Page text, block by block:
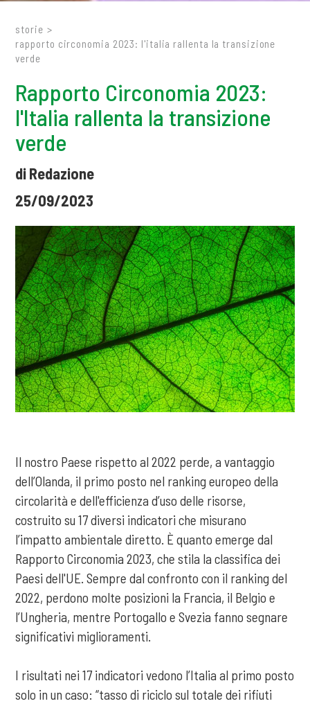
storie >
rapporto circonomia 2023: l'italia rallenta la transizione
verde
Rapporto Circonomia 2023:
l'Italia rallenta la transizione
verde
di Redazione
25/09/2023
Il nostro Paese rispetto al 2022 perde, a vantaggio
dell’Olanda, il primo posto nel ranking europeo della
circolarità e dell'efficienza d’uso delle risorse,
costruito su 17 diversi indicatori che misurano
l’impatto ambientale diretto. È quanto emerge dal
Rapporto Circonomia 2023, che stila la classifica dei
Paesi dell'UE. Sempre dal confronto con il ranking del
2022, perdono molte posizioni la Francia, il Belgio e
l’Ungheria, mentre Portogallo e Svezia fanno segnare
significativi miglioramenti.
I risultati nei 17 indicatori vedono l’Italia al primo posto
solo in un caso: “tasso di riciclo sul totale dei rifiuti